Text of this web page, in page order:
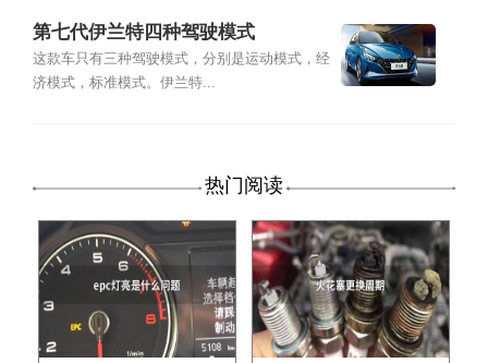
第七代伊兰特四种驾驶模式
这款车只有三种驾驶模式，分别是运动模式，经
济模式，标准模式。伊兰特...
热门阅读